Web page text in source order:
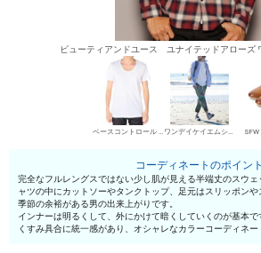
ビューティアンドユース ユナイテッドアローズ
ベースコントロール UネックTシャツ ワンデイケイエムシー スウェットパンツ
コーディネートのポイント
完全なフルレングスではない少し肌が見える半端丈のスウ
ャツの中にカットソーやタンクトップ、足元はスリッポン
季節の余裕がある男の出来上がりです。
インナーは明るくして、外にかけて暗くしていくのが基本
くすみ具合に統一感があり、オシャレなカラーコーディネー